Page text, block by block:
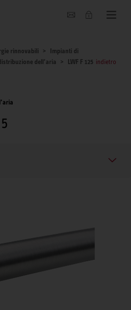
rinnovabili
Impianti di
dell’aria
LWF F 125 indietro